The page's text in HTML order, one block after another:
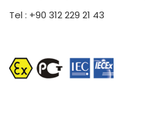
Tel : +90 312 229 21 43